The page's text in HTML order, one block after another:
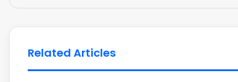
Related Articles